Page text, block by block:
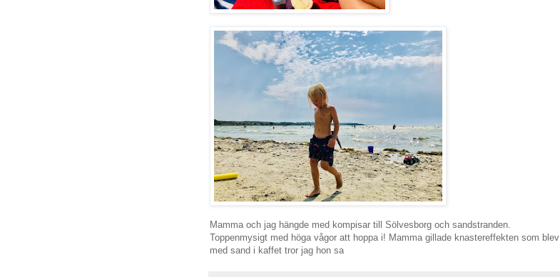
Mamma och jag hängde med kompisar till Sölvesborg och sandstranden.
Toppenmysigt med höga vågor att hoppa i! Mamma gillade knastereffekten som blev
med sand i kaffet tror jag hon sa